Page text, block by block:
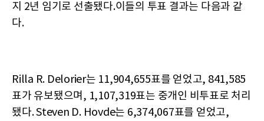
지 2년 임기로 선출됐다.이들의 투표 결과는 다음과 같
다.
Rilla R. Delorier는 11,904,655표를 얻었고, 841,585
표가 유보됐으며, 1,107,319표는 중개인 비투표로 처리
됐다. Steven D. Hovde는 6,374,067표를 얻었고,